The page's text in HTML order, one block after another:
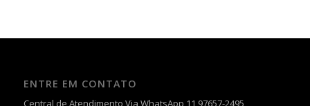
ENTRE EM CONTATO
Central de Atendimento Via WhatsApp 11 97657-2495